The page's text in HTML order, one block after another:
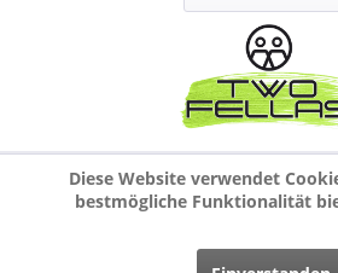
Diese Website verwendet
bestmögliche Funktionalität